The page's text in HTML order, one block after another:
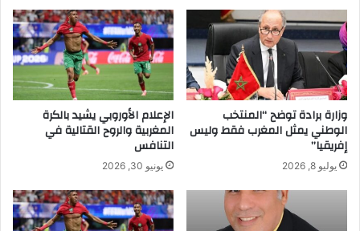
وزارة برادة توضح “المنتخب
الوطني يمثل المغرب فقط وليس
إفريقيا”
يوليو 8, 2026
الإعلام الأوروبي يشيد بالكرة
المغربية والروح القتالية في
التنافس
يونيو 30, 2026